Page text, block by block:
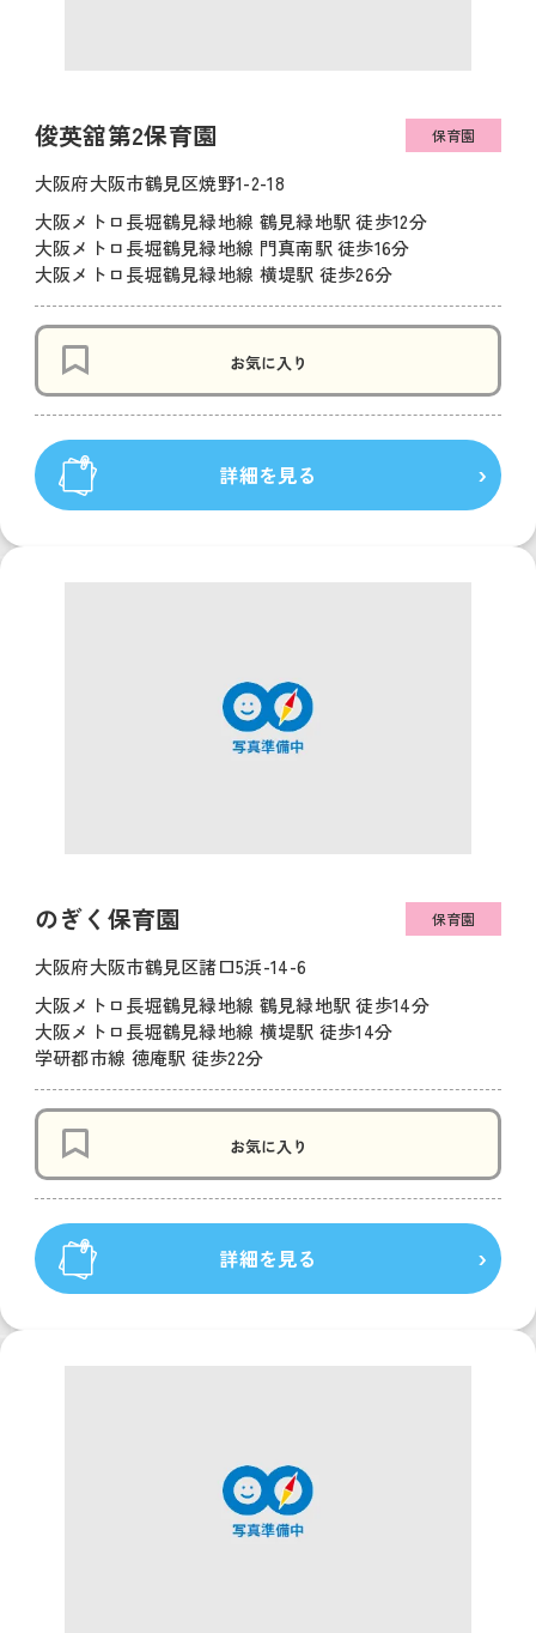
俊英舘第2保育園 保育園
大阪府大阪市鶴見区焼野1-2-18
大阪メトロ長堀鶴見緑地線 鶴見緑地駅 徒歩12分
大阪メトロ長堀鶴見緑地線 門真南駅 徒歩16分
大阪メトロ長堀鶴見緑地線 横堤駅 徒歩26分
お気に入り
詳細を見る
のぎく保育園 保育園
大阪府大阪市鶴見区諸口5浜-14-6
大阪メトロ長堀鶴見緑地線 鶴見緑地駅 徒歩14分
大阪メトロ長堀鶴見緑地線 横堤駅 徒歩14分
学研都市線 徳庵駅 徒歩22分
お気に入り
詳細を見る